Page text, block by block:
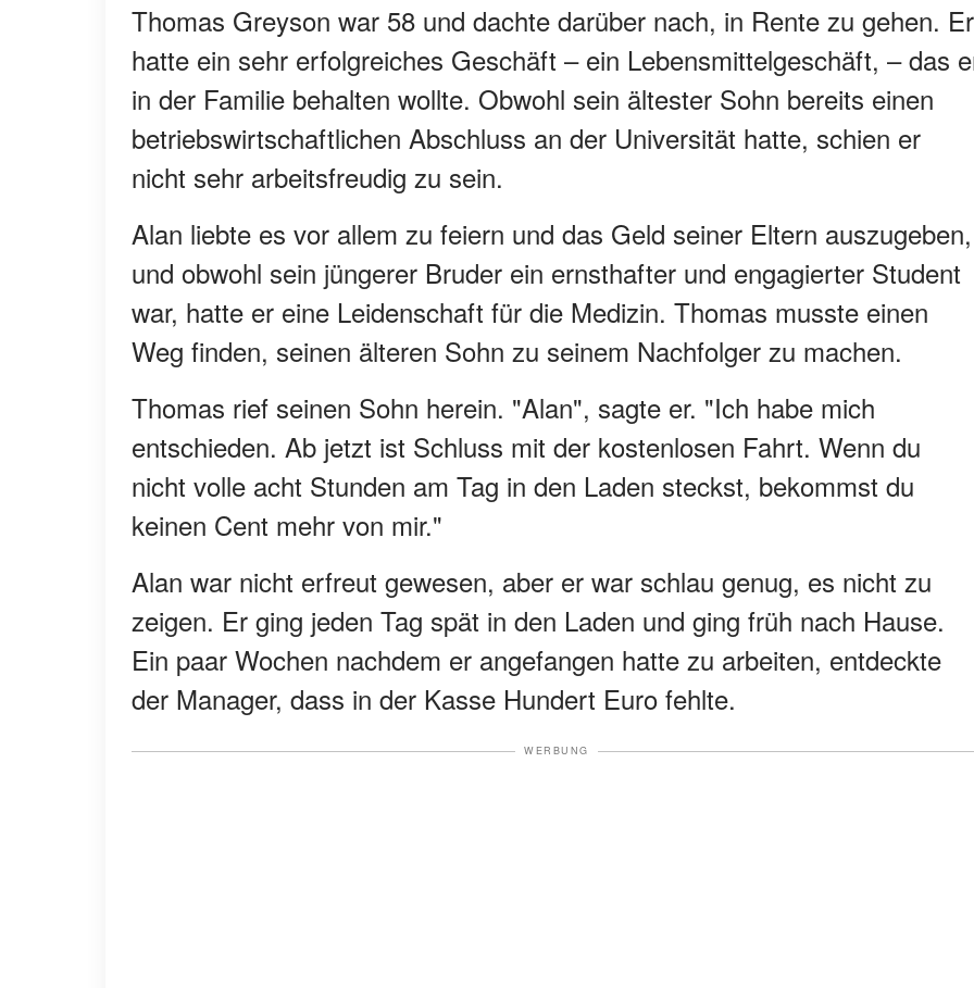
Thomas Greyson war 58 und dachte darüber nach, in Rente zu gehen. Er
hatte ein sehr erfolgreiches Geschäft – ein Lebensmittelgeschäft, – das
in der Familie behalten wollte. Obwohl sein ältester Sohn bereits einen
betriebswirtschaftlichen Abschluss an der Universität hatte, schien er
nicht sehr arbeitsfreudig zu sein.
Alan liebte es vor allem zu feiern und das Geld seiner Eltern auszugeben,
und obwohl sein jüngerer Bruder ein ernsthafter und engagierter Student
war, hatte er eine Leidenschaft für die Medizin. Thomas musste einen
Weg finden, seinen älteren Sohn zu seinem Nachfolger zu machen.
Thomas rief seinen Sohn herein. "Alan", sagte er. "Ich habe mich
entschieden. Ab jetzt ist Schluss mit der kostenlosen Fahrt. Wenn du
nicht volle acht Stunden am Tag in den Laden steckst, bekommst du
keinen Cent mehr von mir."
Alan war nicht erfreut gewesen, aber er war schlau genug, es nicht zu
zeigen. Er ging jeden Tag spät in den Laden und ging früh nach Hause.
Ein paar Wochen nachdem er angefangen hatte zu arbeiten, entdeckte
der Manager, dass in der Kasse Hundert Euro fehlte.
WERBUNG